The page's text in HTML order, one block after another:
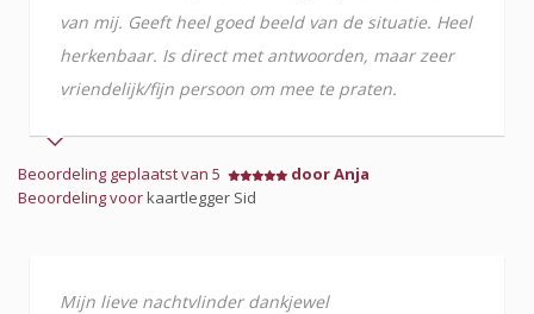
van mij. Geeft heel goed beeld van de situatie. Heel
herkenbaar. Is direct met antwoorden, maar zeer
vriendelijk/fijn persoon om mee te praten.
Beoordeling geplaatst van 5
door Anja
Beoordeling voorkaartlegger Sid
Mijn lieve nachtvlinder dankjewel